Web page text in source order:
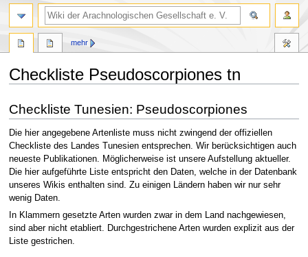
Checkliste Pseudoscorpiones tn
Navigation
springen
Suche
springen
Checkliste Tunesien: Pseudoscorpiones
Die hier angegebene Artenliste muss nicht zwingend der offiziellen
Checkliste des Landes Tunesien entsprechen. Wir berücksichtigen auch
neueste Publikationen. Möglicherweise ist unsere Aufstellung aktueller.
Die hier aufgeführte Liste entspricht den Daten, welche in der Datenbank
unseres Wikis enthalten sind. Zu einigen Ländern haben wir nur sehr
wenig Daten.
In Klammern gesetzte Arten wurden zwar in dem Land nachgewiesen,
sind aber nicht etabliert. Durchgestrichene Arten wurden explizit aus der
Liste gestrichen.
mehr